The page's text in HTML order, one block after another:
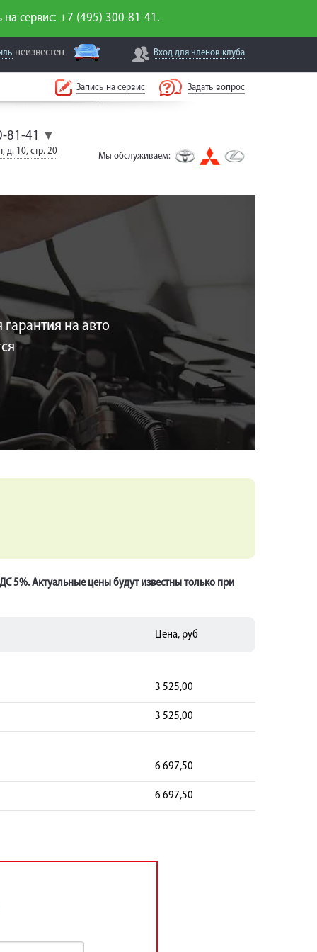
на сервис: +7 (495) 300-81-41.
неизвестен Вход для членов клуба
Запись на сервис Задать вопрос
81-41 ▼
д. 10, стр. 20 Мы обслуживаем:
гарантия на авто
5%. Актуальные цены будут известны только при
Цена, руб
3 525,00
3 525,00
6 697,50
6 697,50